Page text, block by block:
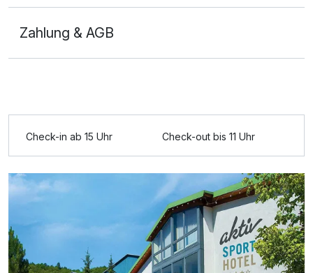
Für 3 Tage p.P. ab189,00 €
Zahlung & AGB
Check-in ab 15 Uhr Check-out bis 11 Uhr